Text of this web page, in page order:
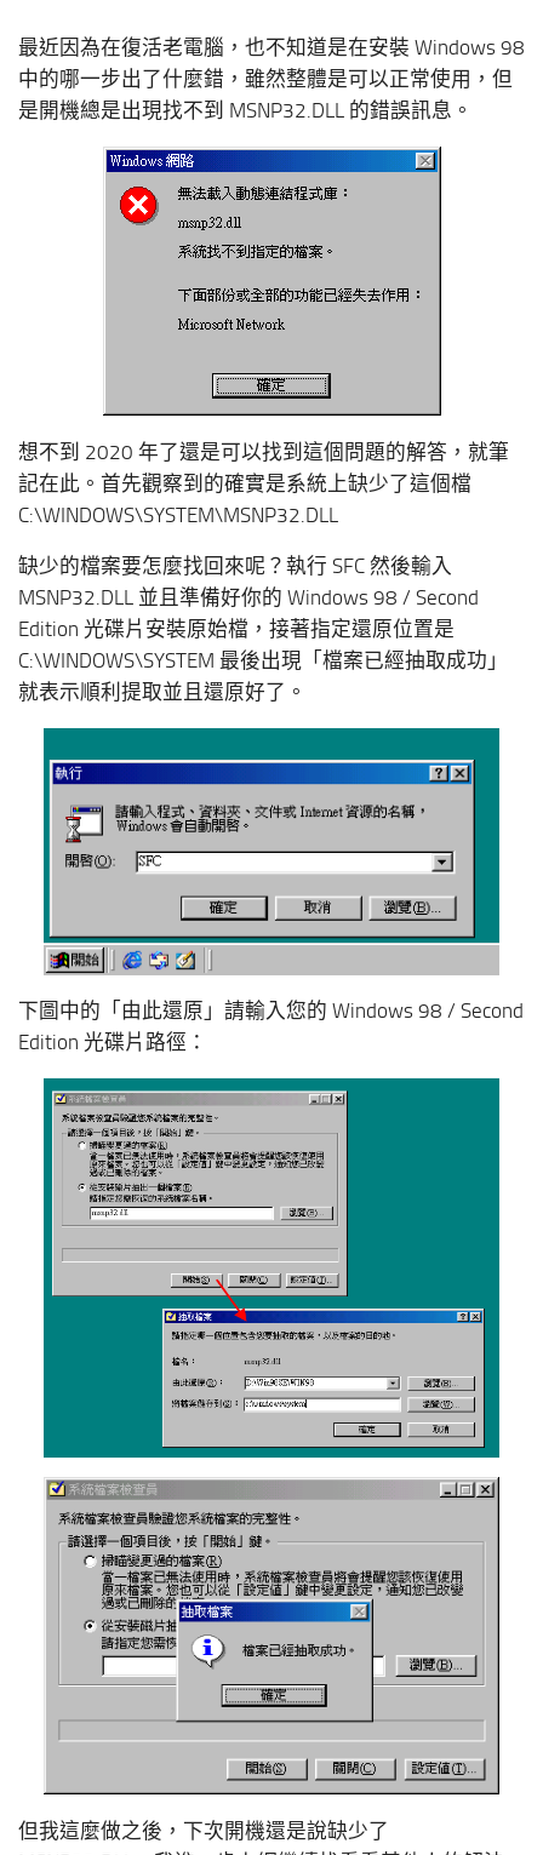
最近因為在復活老電腦，也不知道是在安裝 Windows 98
中的哪一步出了什麼錯，雖然整體是可以正常使用，但
是開機總是出現找不到 MSNP32.DLL 的錯誤訊息。
想不到 2020 年了還是可以找到這個問題的解答，就筆
記在此。首先觀察到的確實是系統上缺少了這個檔
C:\WINDOWS\SYSTEM\MSNP32.DLL
缺少的檔案要怎麼找回來呢？執行 SFC 然後輸入
MSNP32.DLL 並且準備好你的 Windows 98 / Second
Edition 光碟片安裝原始檔，接著指定還原位置是
C:\WINDOWS\SYSTEM 最後出現「檔案已經抽取成功」
就表示順利提取並且還原好了。
下圖中的「由此還原」請輸入您的 Windows 98 / Second
Edition 光碟片路徑：
但我這麼做之後，下次開機還是說缺少了